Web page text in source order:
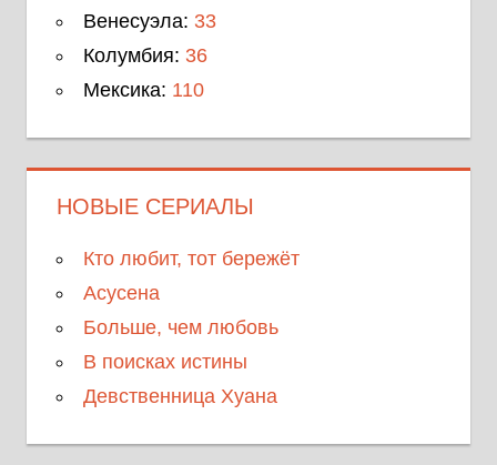
Венесуэла: 33
Колумбия: 36
Мексика: 110
НОВЫЕ СЕРИАЛЫ
Кто любит, тот бережёт
Асусена
Больше, чем любовь
В поисках истины
Девственница Хуана